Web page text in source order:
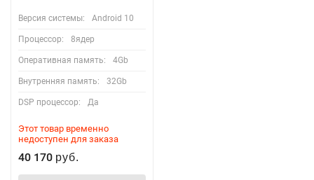
Версия системы: Android 10
Процессор: 8ядер
Оперативная память: 4Gb
Внутренняя память: 32Gb
DSP процессор: Да
Этот товар временно
недоступен для заказа
40 170 руб.